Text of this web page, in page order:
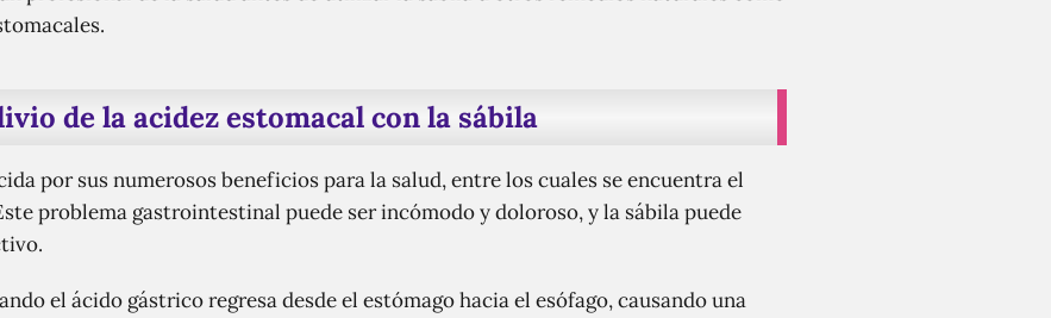
de la acidez estomacal con la sábila
por sus numerosos beneficios para la salud, entre los cuales se encuentra el
problema gastrointestinal puede ser incómodo y doloroso, y la sábila puede
el ácido gástrico regresa desde el estómago hacia el esófago, causando una